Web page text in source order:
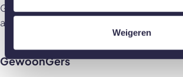
Weigeren
Garantievoorwaarden & Herroepingsrecht
akoestische panelen
GewoonGers